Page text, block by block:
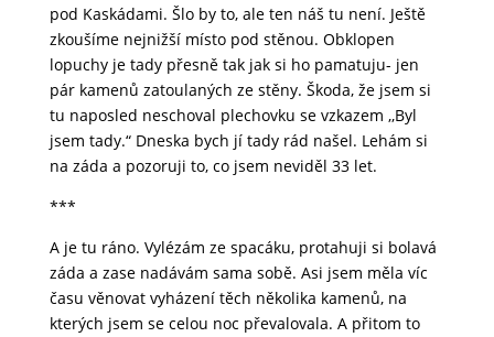
pod Kaskádami. Šlo by to, ale ten náš tu není. Ještě
zkoušíme nejnižší místo pod stěnou. Obklopen
lopuchy je tady přesně tak jak si ho pamatuju- jen
pár kamenů zatoulaných ze stěny. Škoda, že jsem si
tu naposled neschoval plechovku se vzkazem ,,Byl
jsem tady.“ Dneska bych jí tady rád našel. Lehám si
na záda a pozoruji to, co jsem neviděl 33 let.
***
A je tu ráno. Vylézám ze spacáku, protahuji si bolavá
záda a zase nadávám sama sobě. Asi jsem měla víc
času věnovat vyházení těch několika kamenů, na
kterých jsem se celou noc převalovala. A přitom to